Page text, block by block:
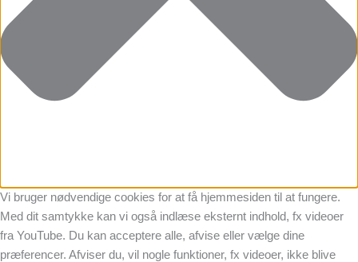
Vi bruger nødvendige cookies for at få hjemmesiden til at fungere.
Med dit samtykke kan vi også indlæse eksternt indhold, fx videoer
fra YouTube. Du kan acceptere alle, afvise eller vælge dine
præferencer. Afviser du, vil nogle funktioner, fx videoer, ikke blive